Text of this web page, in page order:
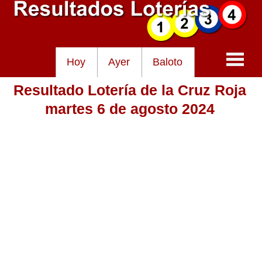
Hoy Ayer Baloto
Baloto
Resultado Lotería de la Cruz Roja
martes 6 de agosto 2024